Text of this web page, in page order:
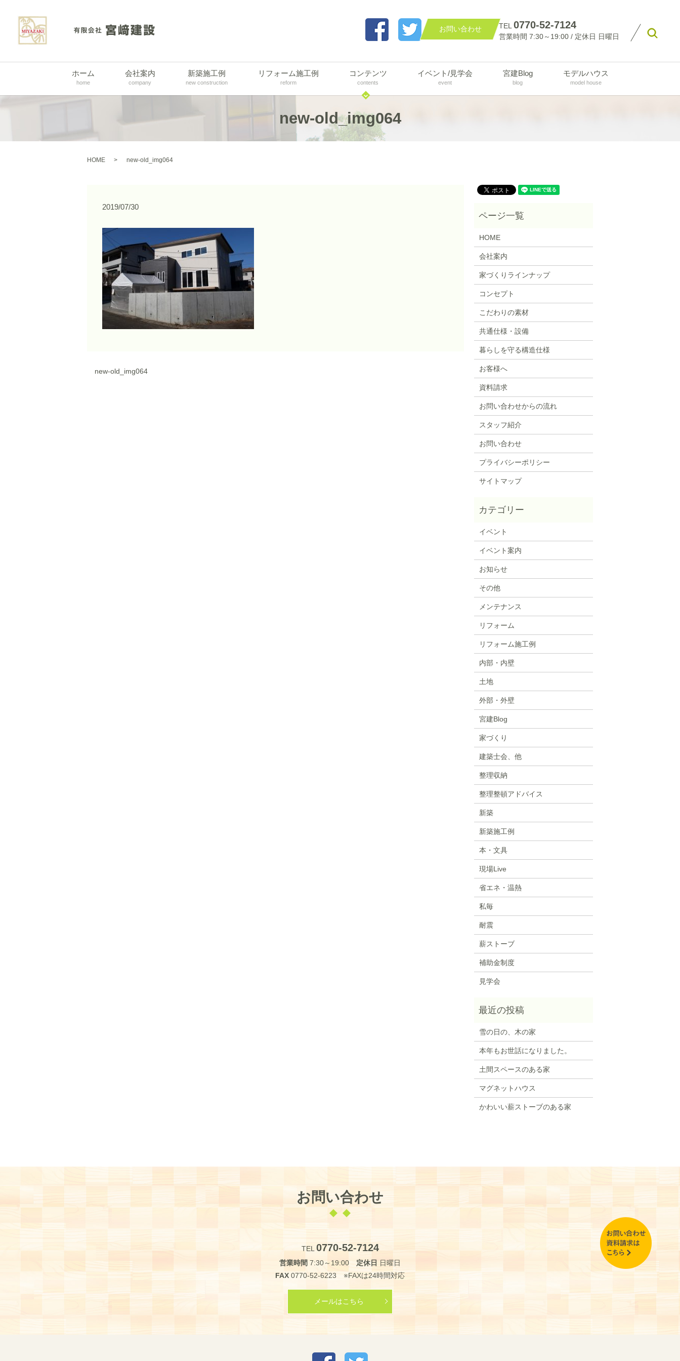
お問い合わせ TEL 0770-52-7124
営業時間 7:30～19:00 / 定休日 日曜日
ホーム
home
会社案内
company
新築施工例
new construction
リフォーム施工例
reform
コンテンツ
contents
イベント/見学会
event
宮建Blog
blog
モデルハウス
model house
new-old_img064
HOME new-old_img064
2019/07/30
new-old_img064
HOME
会社案内
家づくりラインナップ
コンセプト
こだわりの素材
共通仕様・設備
暮らしを守る構造仕様
お客様へ
資料請求
お問い合わせからの流れ
スタッフ紹介
お問い合わせ
プライバシーポリシー
サイトマップ
イベント
イベント案内
お知らせ
その他
メンテナンス
リフォーム
リフォーム施工例
内部・内壁
土地
外部・外壁
宮建Blog
家づくり
建築士会、他
整理収納
整理整頓アドバイス
新築
新築施工例
本・文具
現場Live
省エネ・温熱
私毎
耐震
薪ストーブ
補助金制度
見学会
雪の日の、木の家
本年もお世話になりました。
土間スペースのある家
マグネットハウス
かわいい薪ストーブのある家
お問い合わせ
TEL 0770-52-7124
営業時間 7:30～19:00 定休日 日曜日
FAX 0770-52-6223 ※FAXは24時間対応
メールはこちら